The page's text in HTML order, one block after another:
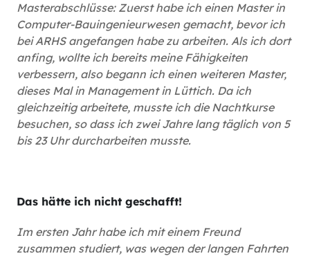
Masterabschlüsse: Zuerst habe ich einen Master in
Computer-Bauingenieurwesen gemacht, bevor ich
bei ARHS angefangen habe zu arbeiten. Als ich dort
anfing, wollte ich bereits meine Fähigkeiten
verbessern, also begann ich einen weiteren Master,
dieses Mal in Management in Lüttich. Da ich
gleichzeitig arbeitete, musste ich die Nachtkurse
besuchen, so dass ich zwei Jahre lang täglich von 5
bis 23 Uhr durcharbeiten musste.
Das hätte ich nicht geschafft!
Im ersten Jahr habe ich mit einem Freund
zusammen studiert, was wegen der langen Fahrten